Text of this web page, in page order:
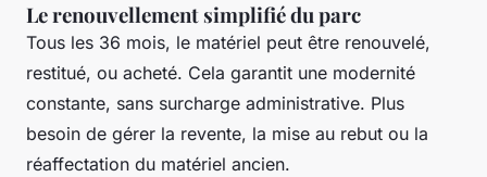
Le renouvellement simplifié du parc
Tous les 36 mois, le matériel peut être renouvelé,
restitué, ou acheté. Cela garantit une modernité
constante, sans surcharge administrative. Plus
besoin de gérer la revente, la mise au rebut ou la
réaffectation du matériel ancien.